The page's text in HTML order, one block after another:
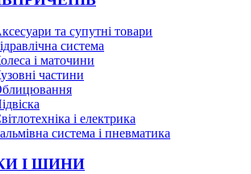
та супутні товари
система
і маточини
частини
і електрика
система і пневматика
І ШИНИ